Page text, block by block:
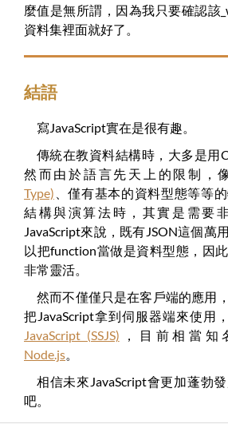
麼值是無所謂，因為我只要確認該
資料集裡面就好了。
結語
寫JavaScript實在是很有趣。
傳統在教資料結構時，大多是用C
然而由於語言先天上的限制，
Type) 、僅有基本的資料型態等等
結構與演算法時，其實是需要
JavaScript來說，既有JSON這個萬
以把function當做是資料型態，因
非常靈活。
然而不僅僅只是在客戶端的應用
把JavaScript拿到伺服器端來使用
JavaScript (SSJS) ，目前相當知
Node.js。
相信未來JavaScript會更加蓬勃
吧。